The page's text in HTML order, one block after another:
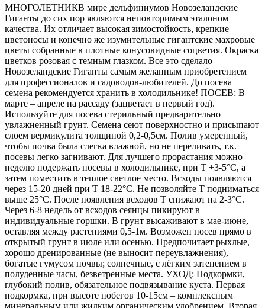
МНОГОЛЕТНИКВ мире дельфиниумов Новозеландские
Гиганты до сих пор являются неповторимым эталоном
качества. Их отличает высокая зимостойкость, крепкие
цветоносы и конечно же изумительные гигантские махровые
цветы собранные в плотные конусовидные соцветия. Окраска
цветков розовая с темным глазком. Все это сделало
Новозеландские Гиганты самым желанным приобретением
для профессионалов и садоводов-любителей. До посева
семена рекомендуется хранить в холодильнике! ПОСЕВ: В
марте – апреле на рассаду (зацветает в первый год).
Используйте для посева стерильный предварительно
увлажненный грунт. Семена сеют поверхностно и присыпают
слоем вермикулита толщиной 0,2-0,5см. Полив умеренный,
чтобы почва была слегка влажной, но не переливать, т.к.
посевы легко загнивают. Для лучшего прорастания можно
неделю подержать посевы в холодильнике, при Т +3-5°С, а
затем поместить в теплое светлое место. Всходы появляются
через 15-20 дней при Т 18-22°С. Не позволяйте Т подниматься
выше 25°С. После появления всходов Т снижают на 2-3°С.
Через 6-8 недель от всходов сеянцы пикируют в
индивидуальные горшки. В грунт высаживают в мае-июне,
оставляя между растениями 0,5-1м. Возможен посев прямо в
открытый грунт в июле или осенью. Предпочитает рыхлые,
хорошо дренированные (не выносит переувлажнения),
богатые гумусом почвы; солнечные, с лёгким затенением в
полуденные часы, безветренные места. УХОД: Подкормки,
глубокий полив, обязательное подвязывание куста. Первая
подкормка, при высоте побегов 10-15см – комплексным
минеральным или жидким органическим удобрением. Вторая